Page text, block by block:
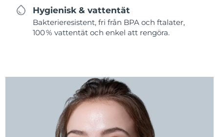
Hygienisk & vattentät
Bakterieresistent, fri från BPA och ftalater,
100 % vattentät och enkel att rengöra.